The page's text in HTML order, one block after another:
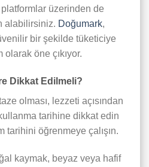
üzerinden de
alabilirsiniz. Doğumark,
bir şekilde tüketiciye
olarak öne çıkıyor.
Dikkat Edilmeli?
olması, lezzeti açısından
tarihine dikkat edin
tarihini öğrenmeye çalışın.
kaymak, beyaz veya hafif